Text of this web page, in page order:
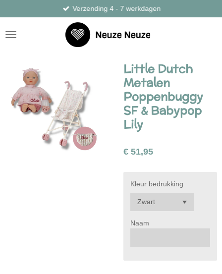
direct
naar
de
Verzending 4 - 7 werkdagen
Little Dutch
Metalen
Poppenbuggy
SF & Babypop
Lily
€ 51,95
Kleur bedrukking
Naam